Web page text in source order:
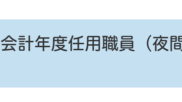
計年度任用職員（夜